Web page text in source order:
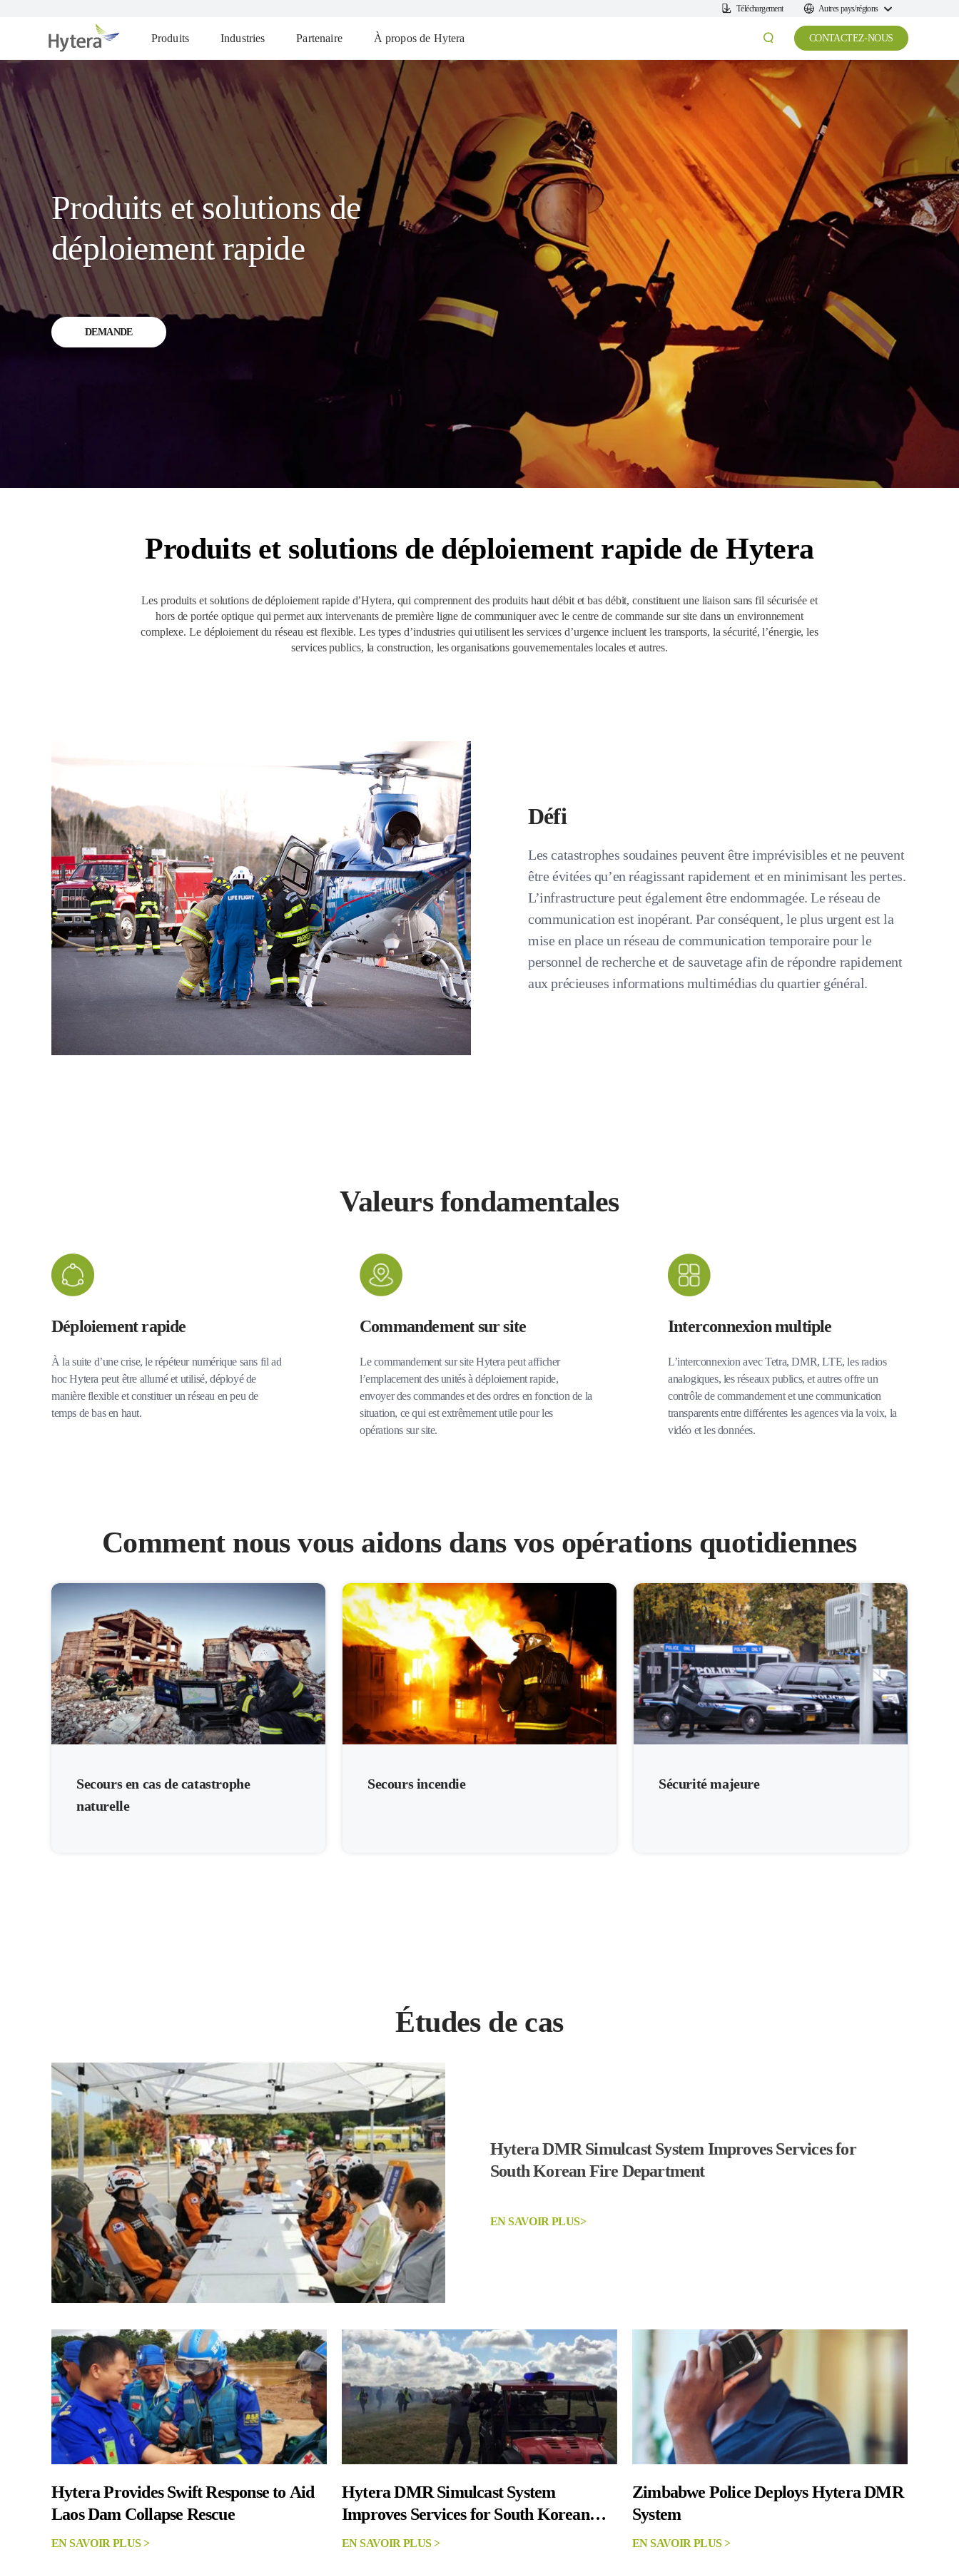
Téléchargement Autres pays/régions
Produits Industries Partenaire À propos de Hytera CONTACTEZ-NOUS
Produits et solutions de
déploiement rapide
DEMANDE
Produits et solutions de déploiement rapide de Hytera
Les produits et solutions de déploiement rapide d’Hytera, qui comprennent des produits haut débit et bas débit, constituent une liaison sans fil sécurisée et
hors de portée optique qui permet aux intervenants de première ligne de communiquer avec le centre de commande sur site dans un environnement
complexe. Le déploiement du réseau est flexible. Les types d’industries qui utilisent les services d’urgence incluent les transports, la sécurité, l’énergie, les
services publics, la construction, les organisations gouvernementales locales et autres.
Défi
Les catastrophes soudaines peuvent être imprévisibles et ne peuvent
être évitées qu’en réagissant rapidement et en minimisant les pertes.
L’infrastructure peut également être endommagée. Le réseau de
communication est inopérant. Par conséquent, le plus urgent est la
mise en place un réseau de communication temporaire pour le
personnel de recherche et de sauvetage afin de répondre rapidement
aux précieuses informations multimédias du quartier général.
Valeurs fondamentales
Déploiement rapide
À la suite d’une crise, le répéteur numérique sans fil ad
hoc Hytera peut être allumé et utilisé, déployé de
manière flexible et constituer un réseau en peu de
temps de bas en haut.
Commandement sur site
Le commandement sur site Hytera peut afficher
l’emplacement des unités à déploiement rapide,
envoyer des commandes et des ordres en fonction de la
situation, ce qui est extrêmement utile pour les
opérations sur site.
Interconnexion multiple
L’interconnexion avec Tetra, DMR, LTE, les radios
analogiques, les réseaux publics, et autres offre un
contrôle de commandement et une communication
transparents entre différentes les agences via la voix, la
vidéo et les données.
Comment nous vous aidons dans vos opérations quotidiennes
Secours en cas de catastrophe
naturelle
Secours incendie Sécurité majeure
Études de cas
Hytera DMR Simulcast System Improves Services for
South Korean Fire Department
EN SAVOIR PLUS>
Hytera Provides Swift Response to Aid
Laos Dam Collapse Rescue
EN SAVOIR PLUS >
Hytera DMR Simulcast System
Improves Services for South Korean
Fire Department
EN SAVOIR PLUS >
Zimbabwe Police Deploys Hytera DMR
System
EN SAVOIR PLUS >